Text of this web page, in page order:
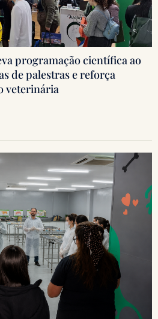
programação científica ao
de palestras e reforça
veterinária